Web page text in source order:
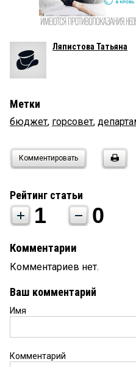
Ляпистова Татьяна
Метки
бюджет, горсовет,
Комментировать
Рейтинг статьи
1 0
Комментарии
Комментариев нет.
Ваш комментарий
Имя
Комментарий